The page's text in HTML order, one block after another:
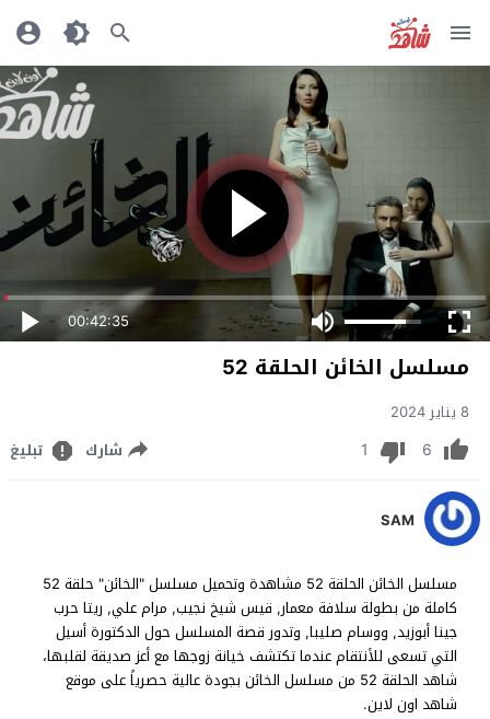
00:42:35
مسلسل الخائن الحلقة 52
8 يناير 2024
6
1 شارك تبليغ
SAM
مسلسل الخائن الحلقة 52 مشاهدة وتحميل مسلسل "الخائن" حلقة 52
كاملة من بطولة سلافة معمار, قيس شيخ نجيب, مرام علي, ريتا حرب
جينا أبوزيد, ووسام صليبا, وتدور قصة المسلسل حول الدكتورة أسيل
التي تسعى للأنتقام عندما تكتشف خيانة زوجها مع أعز صديقة لقلبها،
شاهد الحلقة 52 من مسلسل الخائن بجودة عالية حصرياً على موقع
شاهد اون لاين.